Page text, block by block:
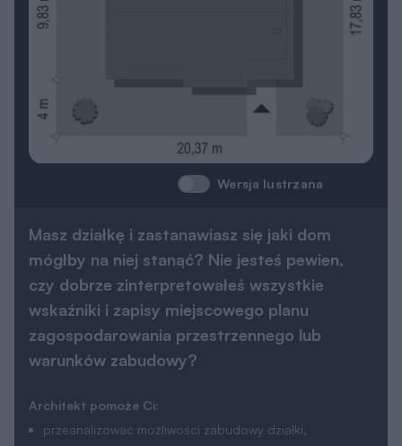
Wersja lustrzana
Masz działkę i zastanawiasz się jaki dom
mógłby na niej stanąć? Nie jesteś pewien,
czy dobrze zinterpretowałeś wszystkie
wskaźniki i zapisy miejscowego planu
zagospodarowania przestrzennego lub
warunków zabudowy?
Architekt pomoże Ci:
przeanalizować możliwości zabudowy działki,